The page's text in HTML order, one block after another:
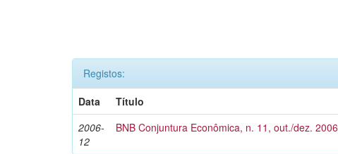
Registos:
Data
Título
2006-
12
BNB Conjuntura Econômica, n. 11, out./dez. 2006